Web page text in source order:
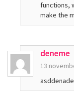
functions,
make the
deneme
13